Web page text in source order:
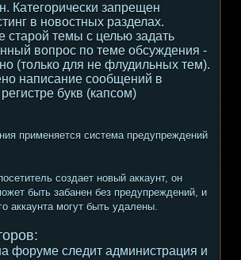
Категорически запрещен
в новостных разделах.
старой темы с целью задать
вопрос по теме обсуждения -
(только для не флудильных тем).
написание сообщений в
букв (капсом)
применяется система предупреждений
создает новый аккаунт, он
быть забанен без предупреждений, и
аккаунта могут быть удалены.
форуме следит администрация и